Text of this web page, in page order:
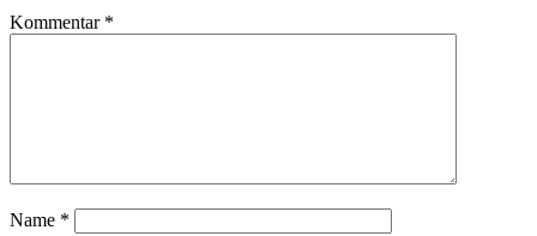
Kommentar *
Name *